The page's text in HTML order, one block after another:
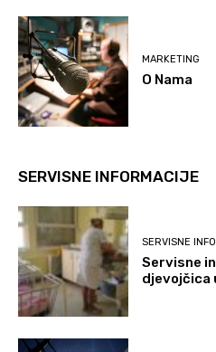
MARKETING
O Nama
SERVISNE INFORMACIJE
SERVISNE
Servisne
djevojčica